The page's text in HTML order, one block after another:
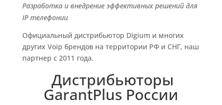
Разработка и внедрение эффективных решений для
IP телефонии
Официальный дистрибьютор Digium и многих
других Voip брендов на территории РФ и СНГ, наш
партнер с 2011 года.
Дистрибьюторы
GarantPlus России